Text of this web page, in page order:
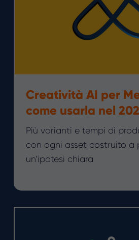
Creatività AI per
come usarla nel
Più varianti e tempi di
con ogni asset costruito a
un’ipotesi chiara